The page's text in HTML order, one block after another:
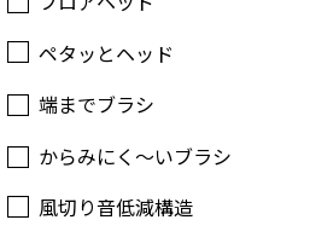
ペタッとヘッド
端までブラシ
からみにく～いブラシ
風切り音低減構造